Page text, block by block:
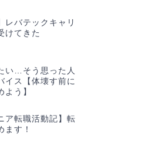
レバテックキャリ
けてきた
い…そう思った人
イス【体壊す前に
よう】
ア転職活動記】転
ます！